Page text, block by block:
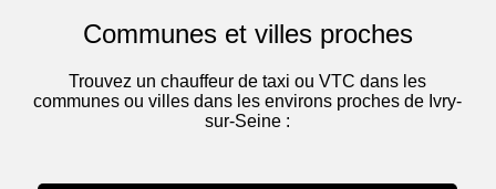
Communes et villes proches
Trouvez un chauffeur de taxi ou VTC dans les
communes ou villes dans les environs proches de Ivry-
sur-Seine :